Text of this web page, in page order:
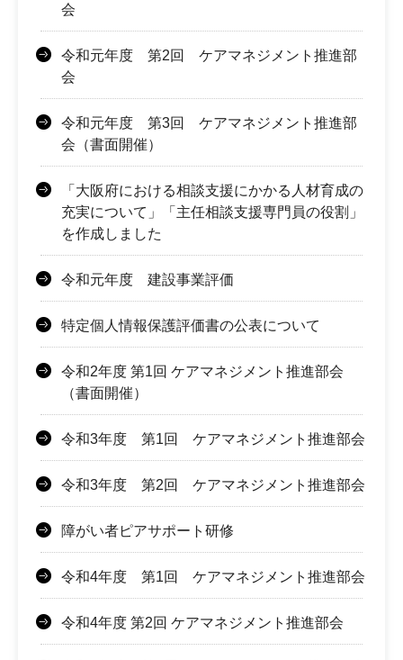
会
令和元年度 第2回 ケアマネジメント推進部
会
令和元年度 第3回 ケアマネジメント推進部
会（書面開催）
「大阪府における相談支援にかかる人材育成の
充実について」「主任相談支援専門員の役割」
を作成しました
令和元年度 建設事業評価
特定個人情報保護評価書の公表について
令和2年度 第1回 ケアマネジメント推進部会
（書面開催）
令和3年度 第1回 ケアマネジメント推進部会
令和3年度 第2回 ケアマネジメント推進部会
障がい者ピアサポート研修
令和4年度 第1回 ケアマネジメント推進部会
令和4年度 第2回 ケアマネジメント推進部会